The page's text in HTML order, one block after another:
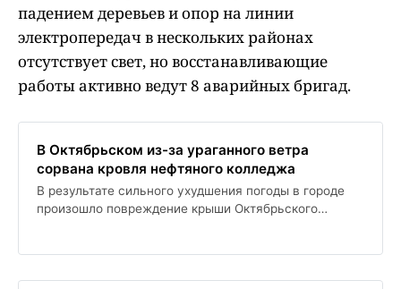
падением деревьев и опор на линии
электропередач в нескольких районах
отсутствует свет, но восстанавливающие
работы активно ведут 8 аварийных бригад.
В Октябрьском из-за ураганного ветра
сорвана кровля нефтяного колледжа
В результате сильного ухудшения погоды в городе
произошло повреждение крыши Октябрьского
устранению последствий ураганного ветра. В связи